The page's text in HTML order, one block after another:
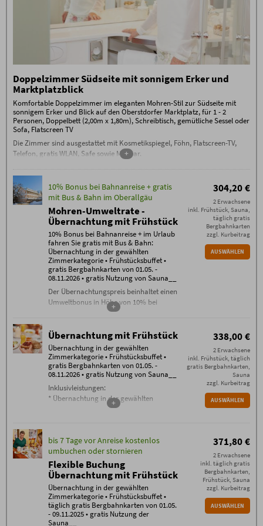
Keine Anzahlung erforderlich, 80 % Stornogebühren
außer bei Weitervermietung, die Stornierung muss
schriftlich per E-Mail erfolgen (ausschließlich an
info@hotel-mohren.de). 100% Storno-Gebühren am
Tag der Anreise oder bei Nicht-Anreise. Es ist keine
Umbuchung / Verschiebung möglich.
Es gelten die
Buchungsbedingungen
(PDF) des
Hotel Mohren, Reisigl herzlich GmbH, Marktplatz 6,
87561 Oberstdorf
- Check-in ab 15 Uhr. Falls Sie nach 23.00 Uhr
anreisen, kontaktieren Sie uns bitte am Anreisetag
per Telefon Tel. 08322/9120
- Check-out bis 12 Uhr
Zusätzliche Bedingungen Halbpension
außer bei Weitervermietung, die Stornierung muss
schriftlich per E-Mail erfolgen (ausschließlich an
Tag der Anreise oder bei Nicht-Anreise. Es ist keine
Umbuchung / Verschiebung möglich.
Doppelzimmer Südseite mit sonnigem Erker und
Marktplatzblick
Komfortable Doppelzimmer im eleganten Mohren-Stil zur Südseite mit
sonnigem Erker und Blick auf den Oberstdorfer Marktplatz, für 1 - 2
Personen, Doppelbett (2,00m x 1,80m), Schreibtisch, gemütliche Sessel oder
Sofa, Flatscreen TV
Die Zimmer sind ausgestattet mit Kosmetikspiegel, Föhn, Flatscreen-TV,
Telefon, gratis WLAN, Safe sowie Minibar.
+
10% Bonus bei Bahnanreise + gratis
mit Bus & Bahn im Oberallgäu
Mohren-Umweltrate -
Übernachtung mit Frühstück
10% Bonus bei Bahnanreise + im Urlaub
fahren Sie gratis mit Bus & Bahn:
Übernachtung in der gewählten
Zimmerkategorie • Frühstücksbuffet •
gratis Bergbahnkarten von 01.05. -
08.11.2026 • gratis Nutzung von Sauna__
Der Übernachtungspreis beinhaltet einen
Umweltbonus in Höhe von 10% bei
Übernachtung in der gewählten
Zimmerkategorie
Frühstücksbuffet
gratis WLAN im gesamten Haus
täglich freie Nutzung der Sauna
Bergbahn unlimited
Tickets für alle Bergbahnen
08.11.2026
Buchungsbedingungen
Es gelten dieBuchungsbedingungen
Hotel Mohren, Reisigl herzlich GmbH, Marktplatz 6,
87561 Oberstdorf
- Check-in ab 15 Uhr. Falls Sie nach 23.00 Uhr
anreisen, kontaktieren Sie uns bitte am Anreisetag
per Telefon Tel. 08322/9120
- Check-out bis 12 Uhr
Zusätzliche Bedingungen
+
304,20 €
2 Erwachsene
inkl. Frühstück, Sauna,
täglich gratis
Bergbahnkarten
zzgl. Kurbeitrag
AUSWÄHLEN
Übernachtung mit Frühstück
Übernachtung in der gewählten
Zimmerkategorie • Frühstücksbuffet •
gratis Bergbahnkarten von 01.05. -
08.11.2026 • gratis Nutzung von Sauna__
Inklusivleistungen:
* Übernachtung in der gewählten
* täglich freie Nutzung der Sauna
*Bergbahn unlimited: täglich gratis
Tickets für alle Bergbahnen Oberstdorf /
Kleinwalsertal (je nach Öffnungszeiten
der Bergbahnen im Sommerbetrieb) von
01.05. bis 08.11.2026
Buchungsbedingungen
Es gelten dieBuchungsbedingungen (PDF) des
+
338,00 €
2 Erwachsene
inkl. Frühstück, täglich
gratis Bergbahnkarten,
Sauna
zzgl. Kurbeitrag
AUSWÄHLEN
bis 7 Tage vor Anreise kostenlos
umbuchen oder stornieren
Flexible Buchung
Übernachtung mit Frühstück
Übernachtung in der gewählten
Zimmerkategorie • Frühstücksbuffet •
täglich gratis Bergbahnkarten von 01.05.
- 09.11.2025 • gratis Nutzung der
Sauna__
371,80 €
2 Erwachsene
inkl. täglich gratis
Bergbahnkarten,
Frühstück, Sauna
zzgl. Kurbeitrag
AUSWÄHLEN